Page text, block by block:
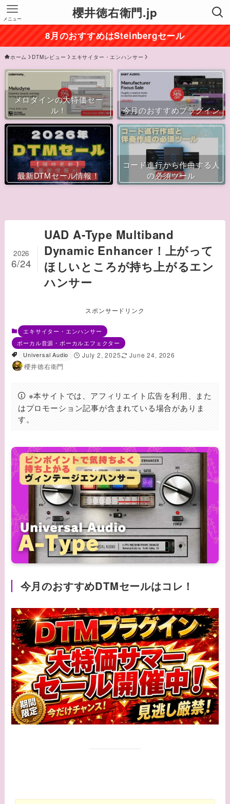
櫻井徳右衛門.jp
メニュー
8月のおすすめはSteinbergセール
ホーム DTMレビュー エキサイター・エンハンサー
メロダインの大特価セー
ル！
今月のおすすめプラグイン
最新DTMセール情報！
コード進行から作曲する人
の必須ツール
UAD A-Type Multiband
Dynamic Enhancer！上がって
ほしいところが持ち上がるエン
ハンサー
2026
6/24
スポンサードリンク
エキサイター・エンハンサー
ボーカル音源・ボーカルエフェクター
Universal Audio
July 2, 2025
June 24, 2026
櫻井徳右衛門
※本サイトでは、アフィリエイト広告を利用、また
はプロモーション記事が含まれている場合がありま
す。
今月のおすすめDTMセールはコレ！